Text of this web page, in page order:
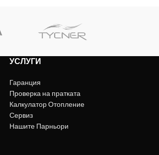
УСЛУГИ
Гаранция
Проверка на пратката
Калкулатор Отопление
Сервиз
Нашите Парньори